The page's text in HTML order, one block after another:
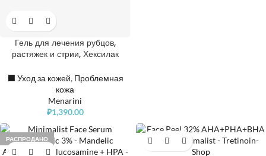
Гель для лечения рубцов,
растяжек и стрии, Хексилак
Advanced Scar Formula
⬛️ Уход за кожей, Проблемная
кожа
Menarini
₽1,390.00
РАСПРОДАНО